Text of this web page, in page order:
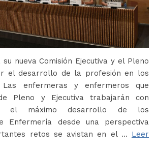
nueva Comisión Ejecutiva y el Pleno
el desarrollo de la profesión en los
Las enfermeras y enfermeros que
Pleno y Ejecutiva trabajarán con
el máximo desarrollo de los
Enfermería desde una perspectiva
retos se avistan en el … Leer